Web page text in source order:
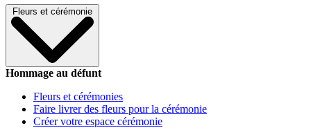
Fleurs et cérémonie
Hommage au défunt
Fleurs et cérémonies
Faire livrer des fleurs pour la cérémonie
Créer votre espace cérémonie